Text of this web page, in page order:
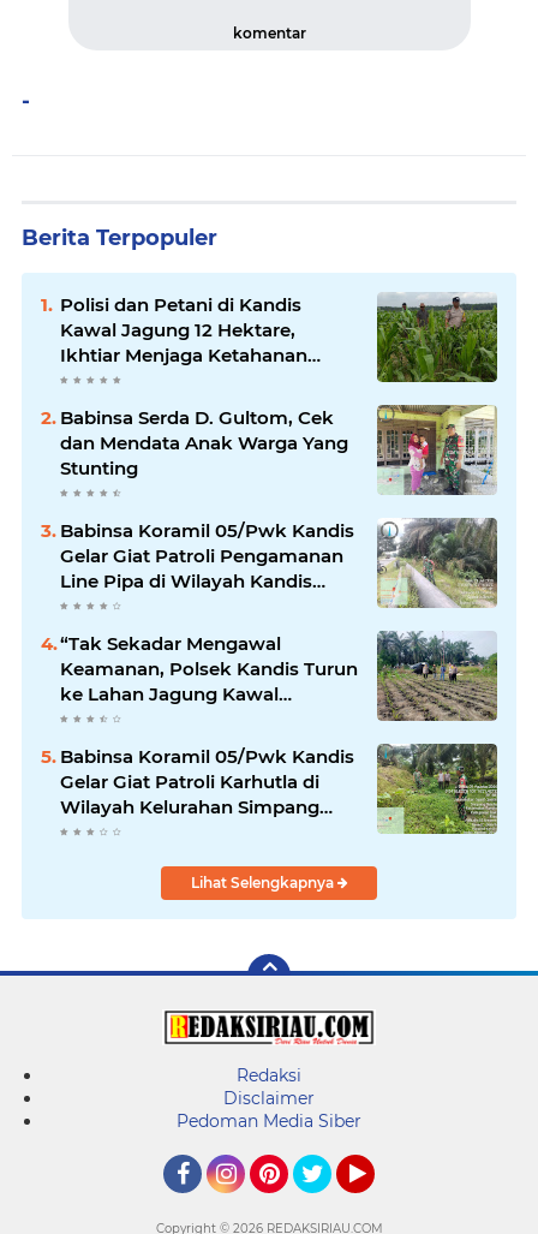
komentar
-
Berita Terpopuler
Polisi dan Petani di Kandis
Kawal Jagung 12 Hektare,
Ikhtiar Menjaga Ketahanan
Pangan
Babinsa Serda D. Gultom, Cek
dan Mendata Anak Warga Yang
Stunting
Babinsa Koramil 05/Pwk Kandis
Gelar Giat Patroli Pengamanan
Line Pipa di Wilayah Kandis
Kandis
“Tak Sekadar Mengawal
Keamanan, Polsek Kandis Turun
ke Lahan Jagung Kawal
Ketahanan Pangan
Babinsa Koramil 05/Pwk Kandis
Gelar Giat Patroli Karhutla di
Wilayah Kelurahan Simpang
Belutu
Lihat Selengkapnya
Redaksi
Disclaimer
Pedoman Media Siber
Copyright © 2026 REDAKSIRIAU.COM